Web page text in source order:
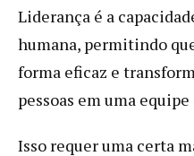
Liderança é a
humana, permitindo
forma eficaz e
pessoas em uma
Isso requer uma certa